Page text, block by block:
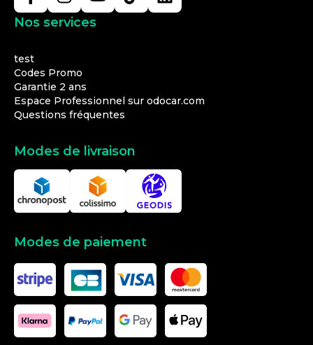
Nos services
test
Codes Promo
Garantie 2 ans
Espace Professionnel sur odocar.com
Questions fréquentes
Modes de livraison
Modes de paiement